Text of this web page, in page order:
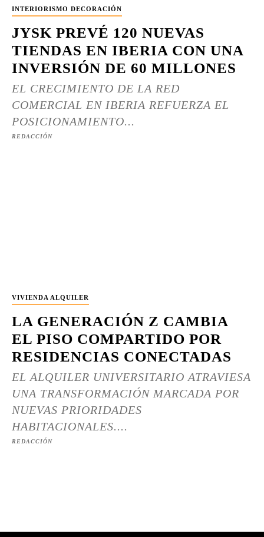
INTERIORISMO DECORACIÓN
JYSK PREVÉ 120 NUEVAS
TIENDAS EN IBERIA CON UNA
INVERSIÓN DE 60 MILLONES
EL CRECIMIENTO DE LA RED
COMERCIAL EN IBERIA REFUERZA EL
POSICIONAMIENTO...
REDACCIÓN
VIVIENDA ALQUILER
LA GENERACIÓN Z CAMBIA
EL PISO COMPARTIDO POR
RESIDENCIAS CONECTADAS
EL ALQUILER UNIVERSITARIO ATRAVIESA
UNA TRANSFORMACIÓN MARCADA POR
NUEVAS PRIORIDADES
HABITACIONALES....
REDACCIÓN